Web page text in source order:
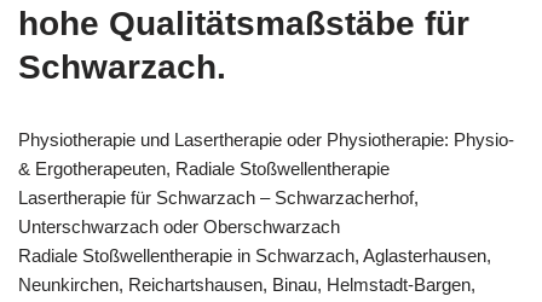
hohe Qualitätsmaßstäbe für
Schwarzach.
Physiotherapie und Lasertherapie oder Physiotherapie: Physio-
& Ergotherapeuten, Radiale Stoßwellentherapie
Lasertherapie für Schwarzach – Schwarzacherhof,
Unterschwarzach oder Oberschwarzach
Radiale Stoßwellentherapie in Schwarzach, Aglasterhausen,
Neunkirchen, Reichartshausen, Binau, Helmstadt-Bargen,